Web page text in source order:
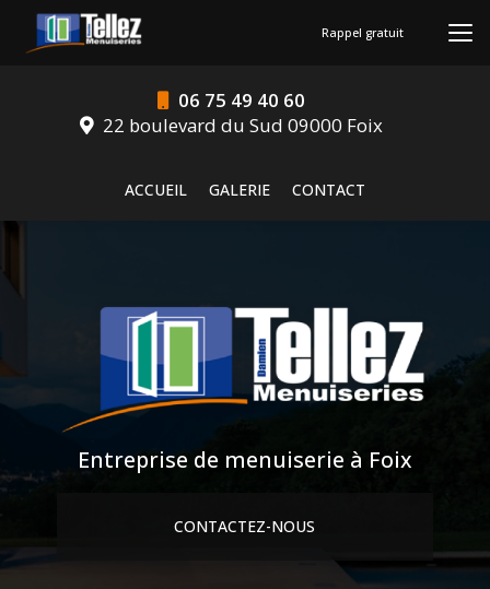
contenu
06 75 49 40 60
22 boulevard du Sud 09000 Foix
ACCUEIL
GALERIE CONTACT
Rappel gratuit
Entreprise de menuiserie à Foix
CONTACTEZ-NOUS